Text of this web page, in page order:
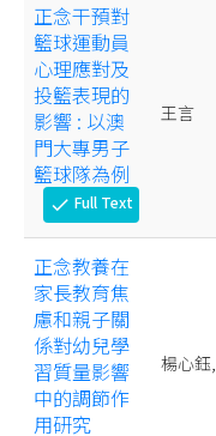
正念干預對
籃球運動員
心理應對及
投籃表現的
影響 : 以澳
門大專男子
籃球隊為例
check Full Text
王言
正念教養在
家長教育焦
慮和親子關
係對幼兒學
習質量影響
中的調節作
用研究
楊心鈺,